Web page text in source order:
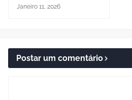
Janeiro 11, 2026
Postar um comentário